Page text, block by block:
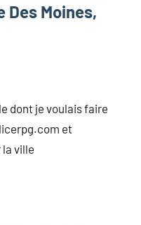
Des Moines,
dont je voulais faire
et
ville